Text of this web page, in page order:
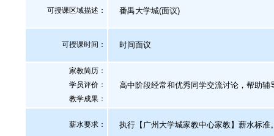
可授课区域描述： 番禺大学城(面议)
可授课时间： 时间面议
家教简历：
学员评价：
教学成果：
高中阶段经常和优秀同学交流讨论，帮助辅
薪水要求： 执行【广州大学城家教中心家教】薪水标准